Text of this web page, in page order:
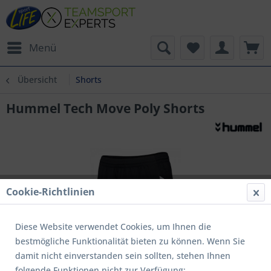
Menü
Übersicht Shorts
Hummel Tech Move Poly Shorts
Cookie-Richtlinien
Diese Website verwendet Cookies, um Ihnen die
bestmögliche Funktionalität bieten zu können. Wenn Sie
damit nicht einverstanden sein sollten, stehen Ihnen